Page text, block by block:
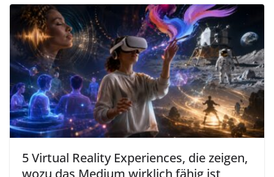
5 Virtual Reality Experiences, die zeigen,